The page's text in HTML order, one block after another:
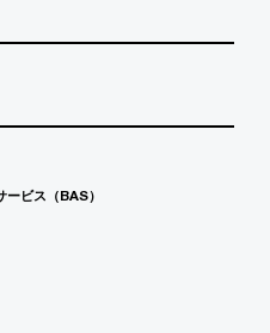
ビス（BAS）